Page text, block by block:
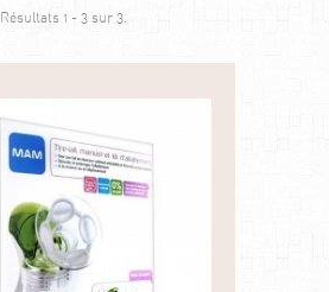
Résultats 1 - 3 sur 3.